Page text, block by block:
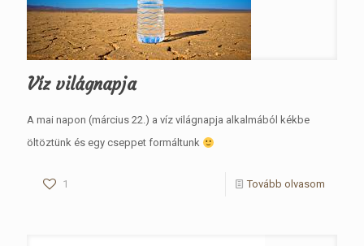
Víz világnapja
A mai napon (március 22.) a víz világnapja alkalmából kékbe
öltöztünk és egy cseppet formáltunk
1 Tovább olvasom